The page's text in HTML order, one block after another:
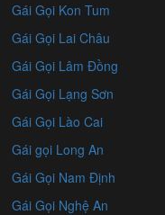
Gái Gọi Kon Tum
Gái Gọi Lai Châu
Gái Gọi Lâm Đồng
Gái Gọi Lạng Sơn
Gái Gọi Lào Cai
Gái gọi Long An
Gái Gọi Nam Định
Gái Gọi Nghệ An